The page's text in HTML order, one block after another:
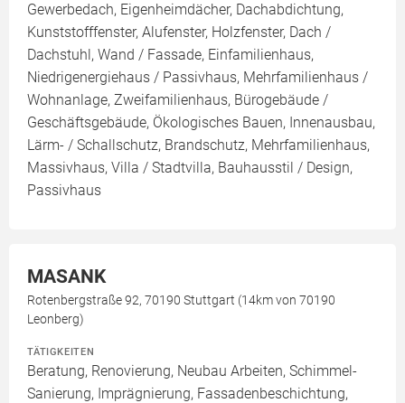
Gewerbedach, Eigenheimdächer, Dachabdichtung,
Kunststofffenster, Alufenster, Holzfenster, Dach /
Dachstuhl, Wand / Fassade, Einfamilienhaus,
Niedrigenergiehaus / Passivhaus, Mehrfamilienhaus /
Wohnanlage, Zweifamilienhaus, Bürogebäude /
Geschäftsgebäude, Ökologisches Bauen, Innenausbau,
Lärm- / Schallschutz, Brandschutz, Mehrfamilienhaus,
Massivhaus, Villa / Stadtvilla, Bauhausstil / Design,
Passivhaus
MASANK
Rotenbergstraße 92, 70190 Stuttgart (14km von 70190
Leonberg)
TÄTIGKEITEN
Beratung, Renovierung, Neubau Arbeiten, Schimmel-
Sanierung, Imprägnierung, Fassadenbeschichtung,